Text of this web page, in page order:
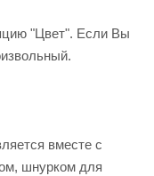
"Цвет". Если Вы
вместе с
шнурком для